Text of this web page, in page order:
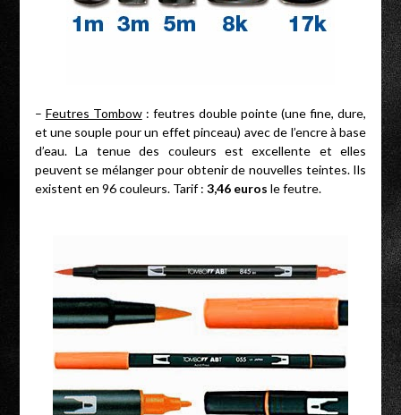
– Feutres Tombow: feutres double pointe (une fine, dure,
et une souple pour un effet pinceau) avec de l’encre à base
d’eau. La tenue des couleurs est excellente et elles
peuvent se mélanger pour obtenir de nouvelles teintes. Ils
existent en 96 couleurs. Tarif : 3,46 euros le feutre.